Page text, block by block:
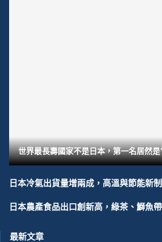
世界最長壽國家不是日本，第一名居然
日本冷氣出貨量增兩成，高溫與節能新
日本農產食品出口創新高，綠茶、鰤魚
最新文章